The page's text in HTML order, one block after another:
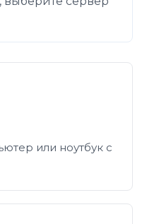
или ноутбук с